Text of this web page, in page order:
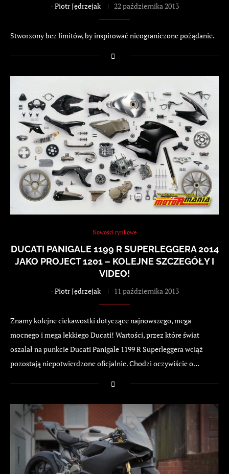
-Piotr Jędrzejak 22 października 2013
Stworzony bez limitów, by inspirować nieograniczone pożądanie.
Nowości rynkowe
DUCATI PANIGALE 1199 R SUPERLEGGERA 2014
JAKO PROJECT 1201 – KOLEJNE SZCZEGÓŁY I
VIDEO!
-Piotr Jędrzejak 11 października 2013
Znamy kolejne ciekawostki dotyczące najnowszego, mega
mocnego i mega lekkiego Ducati! Wartości, przez które świat
oszalał na punkcie Ducati Panigale 1199 R Superleggera wciąż
pozostają niepotwierdzone oficjalnie. Chodzi oczywiście o…